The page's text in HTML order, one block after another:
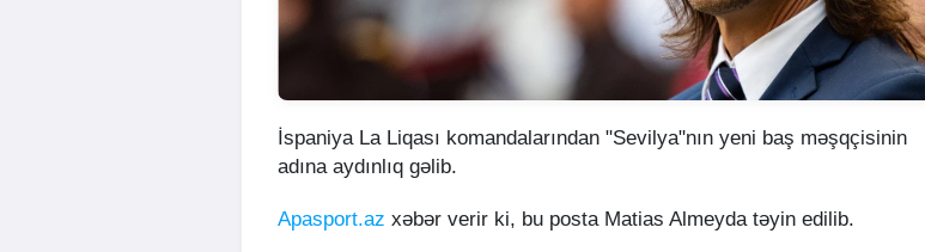
İspaniya La Liqası komandalarından "Sevilya"nın yeni baş məşqçisinin
adına aydınlıq gəlib.
Apasport.az xəbər verir ki, bu posta Matias Almeyda təyin edilib.